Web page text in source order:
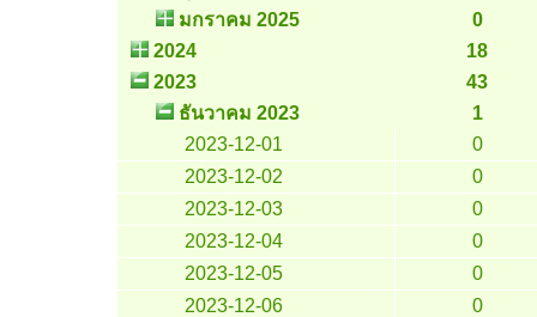
มกราคม 2025
0
2024
18
2023
43
ธันวาคม 2023
1
2023-12-01
0
2023-12-02
0
2023-12-03
0
2023-12-04
0
2023-12-05
0
2023-12-06
0